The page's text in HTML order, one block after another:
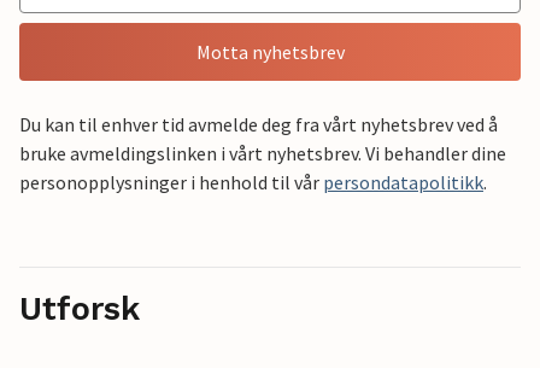
Motta nyhetsbrev
Du kan til enhver tid avmelde deg fra vårt nyhetsbrev ved å
bruke avmeldingslinken i vårt nyhetsbrev. Vi behandler dine
personopplysninger i henhold til vår persondatapolitikk.
Utforsk